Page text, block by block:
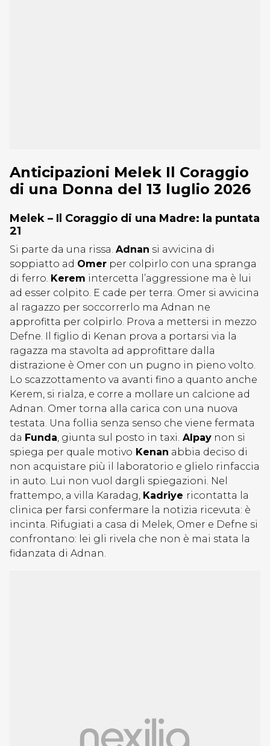
Anticipazioni Melek Il Coraggio
di una Donna del 13 luglio 2026
Melek – Il Coraggio di una Madre: la puntata
21
Si parte da una rissa. Adnan si avvicina di
soppiatto ad Omer per colpirlo con una spranga
di ferro. Kerem intercetta l’aggressione ma è lui
ad esser colpito. E cade per terra. Omer si avvicina
al ragazzo per soccorrerlo ma Adnan ne
approfitta per colpirlo. Prova a mettersi in mezzo
Defne. Il figlio di Kenan prova a portarsi via la
ragazza ma stavolta ad approfittare dalla
distrazione è Omer con un pugno in pieno volto.
Lo scazzottamento va avanti fino a quanto anche
Kerem, si rialza, e corre a mollare un calcione ad
Adnan. Omer torna alla carica con una nuova
testata. Una follia senza senso che viene fermata
da Funda, giunta sul posto in taxi. Alpay non si
spiega per quale motivo Kenan abbia deciso di
non acquistare più il laboratorio e glielo rinfaccia
in auto. Lui non vuol dargli spiegazioni. Nel
frattempo, a villa Karadag, Kadriye ricontatta la
clinica per farsi confermare la notizia ricevuta: è
incinta. Rifugiati a casa di Melek, Omer e Defne si
confrontano: lei gli rivela che non è mai stata la
fidanzata di Adnan.